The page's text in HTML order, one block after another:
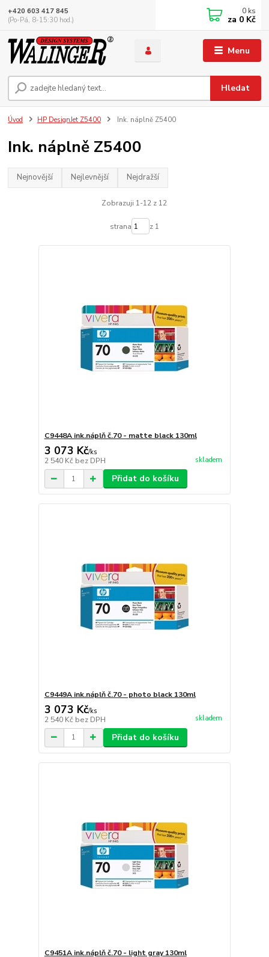
Menu
Hledat
+420 603 417 845
(Po-Pá, 8-15:30 hod.)
0 ks
za 0 Kč
Úvod HP DesignJet Z5400 Ink. náplně Z5400
Ink. náplně Z5400
Nejnovější Nejlevnější Nejdražší
Zobrazuji 1-12 z 12
strana z 1
C9448A ink.náplň č.70 - matte black 130ml
3 073 Kč/ks
2 540 Kč bez DPH skladem
Přidat do košíku
C9449A ink.náplň č.70 - photo black 130ml
3 073 Kč/ks
2 540 Kč bez DPH skladem
Přidat do košíku
C9451A ink.náplň č.70 - light gray 130ml